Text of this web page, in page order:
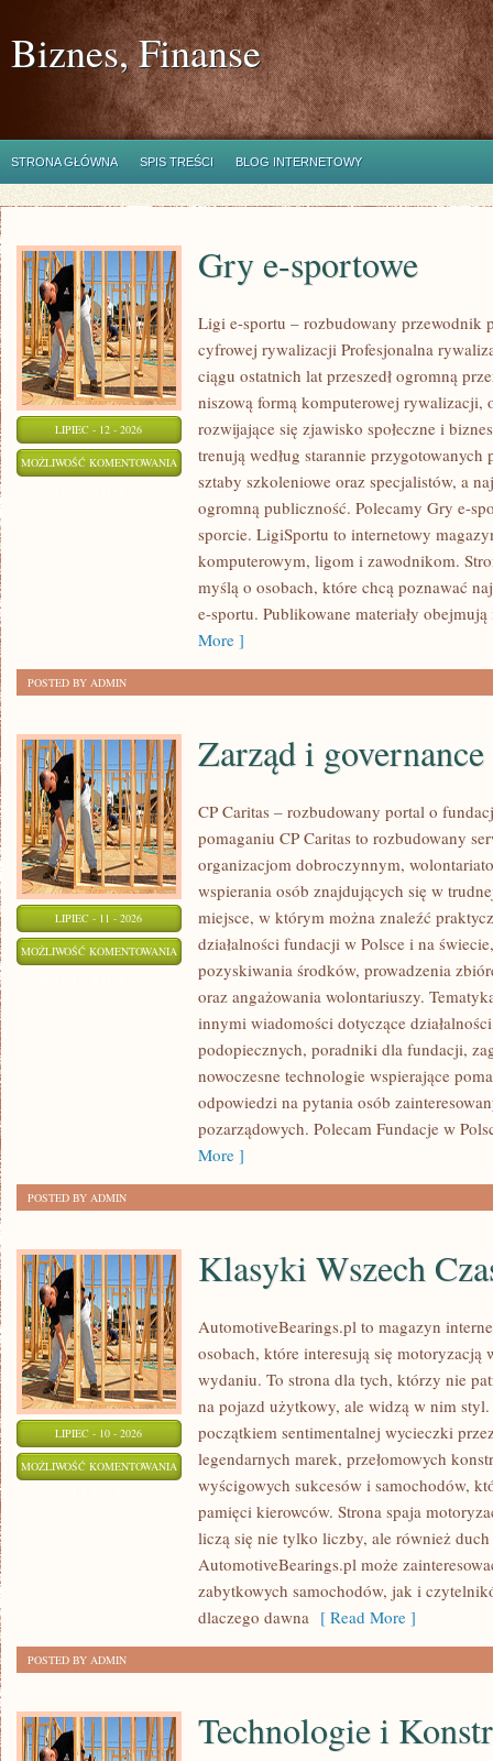
Biznes, Finanse
STRONA GŁÓWNA SPIS TREŚCI BLOG INTERNETOWY
LIPIEC - 12 - 2026
MOŻLIWOŚĆ KOMENTOWANIA
SPORTOWE
Gry e-sportowe
Ligi e-sportu – rozbudowany przewodnik
cyfrowej rywalizacji Profesjonalna
ciągu ostatnich lat przeszedł ogromną
niszową formą komputerowej rywalizacji,
rozwijające się zjawisko społeczne i
trenują według starannie
sztaby szkoleniowe oraz specjalistów, a
ogromną publiczność. Polecamy Gry e-
sporcie. LigiSportu to internetowy
komputerowym, ligom i zawodnikom.
myślą o osobach, które chcą poznawać
e-sportu. Publikowane materiały
More ]
POSTED BY ADMIN
LIPIEC - 11 - 2026
MOŻLIWOŚĆ KOMENTOWANIA ZARZĄD
GOVERNANCE
Zarząd i governance
CP Caritas – rozbudowany portal o
pomaganiu CP Caritas to rozbudowany
organizacjom dobroczynnym,
wspierania osób znajdujących się w
miejsce, w którym można znaleźć
działalności fundacji w Polsce i na
pozyskiwania środków, prowadzenia
oraz angażowania wolontariuszy.
innymi wiadomości dotyczące
podopiecznych, poradniki dla fundacji,
nowoczesne technologie wspierające
odpowiedzi na pytania osób
pozarządowych. Polecam Fundacje w
More ]
POSTED BY ADMIN
LIPIEC - 10 - 2026
MOŻLIWOŚĆ KOMENTOWANIA KLASYKI
WSZECH
CZASÓW
Klasyki Wszech
AutomotiveBearings.pl to magazyn
osobach, które interesują się
wydaniu. To strona dla tych, którzy nie
na pojazd użytkowy, ale widzą w nim
początkiem sentimentalnej wycieczki
legendarnych marek, przełomowych
wyścigowych sukcesów i samochodów,
pamięci kierowców. Strona spaja
liczą się nie tylko liczby, ale również duch
AutomotiveBearings.pl może
zabytkowych samochodów, jak i
dlaczego dawna [ Read More ]
POSTED BY ADMIN
Technologie i